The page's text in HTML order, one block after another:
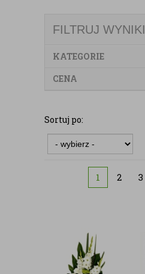
FILTRUJ WYNIKI
KATEGORIE
CENA
Sortuj po:
1 2 3